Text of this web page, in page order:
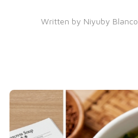
Written by Niyuby Blanco